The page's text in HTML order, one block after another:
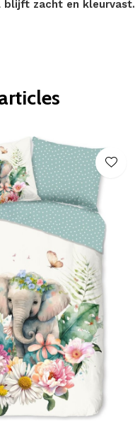
zacht en kleurvast.